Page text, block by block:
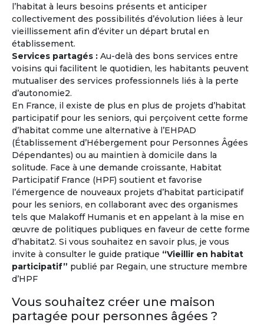
l’habitat à leurs besoins présents et anticiper
collectivement des possibilités d’évolution liées à leur
vieillissement afin d’éviter un départ brutal en
établissement.
Services partagés : Au-delà des bons services entre
voisins qui facilitent le quotidien, les habitants peuvent
mutualiser des services professionnels liés à la perte
d’autonomie2.
En France, il existe de plus en plus de projets d’habitat
participatif pour les seniors, qui perçoivent cette forme
d’habitat comme une alternative à l’EHPAD
(Établissement d’Hébergement pour Personnes Âgées
Dépendantes) ou au maintien à domicile dans la
solitude. Face à une demande croissante, Habitat
Participatif France (HPF) soutient et favorise
l’émergence de nouveaux projets d’habitat participatif
pour les seniors, en collaborant avec des organismes
tels que Malakoff Humanis et en appelant à la mise en
œuvre de politiques publiques en faveur de cette forme
d’habitat2. Si vous souhaitez en savoir plus, je vous
invite à consulter le guide pratique “Vieillir en habitat
participatif” publié par Regain, une structure membre
d’HPF
Vous souhaitez créer une maison
partagée pour personnes âgées ?
En savoir
sur
la Maison Partagée
Vivez l'expérience à l'étranger !
Environ un million de retraités français vivent déjà à
l'étrangeret un senior sur trois souhaite prendre sa
retraite hors de la France.
À l'année ou pour quelques mois...